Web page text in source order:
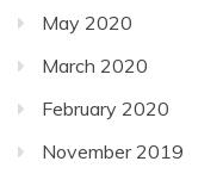
May 2020
March 2020
February 2020
November 2019